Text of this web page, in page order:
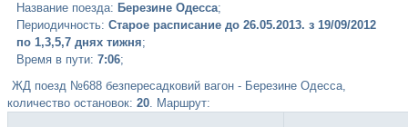
Название поезда: Березине Одесса;
Периодичность: Старое расписание до 26.05.2013. з 19/09/2012
по 1,3,5,7 днях тижня;
Время в пути: 7:06;
ЖД поезд №688 безпересадковий вагон - Березине Одесса,
количество остановок: 20. Маршрут: